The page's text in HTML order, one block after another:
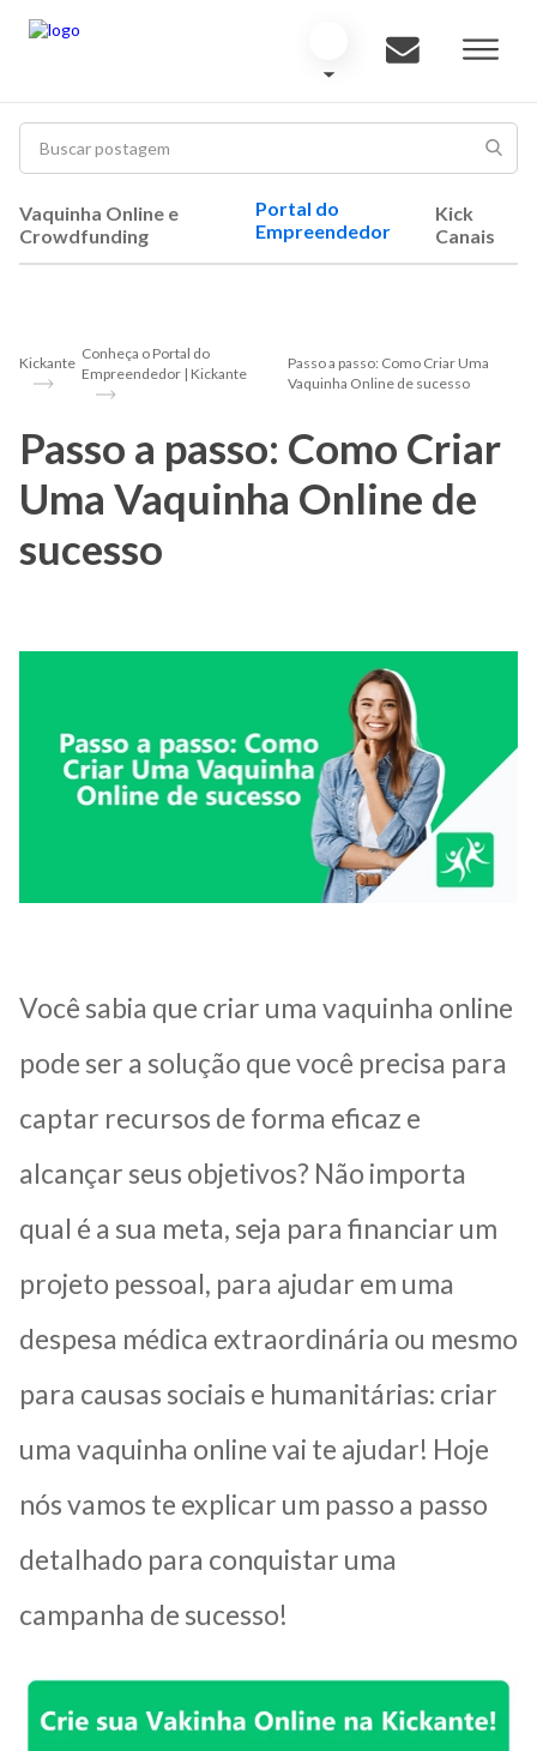
Vaquinha Online e
Crowdfunding
Portal do
Empreendedor
Kick
Canais
Kickante
Conheça o Portal do
Empreendedor | Kickante
Passo a passo: Como Criar Uma
Vaquinha Online de sucesso
Passo a passo: Como Criar
Uma Vaquinha Online de
sucesso
Você sabia que criar uma vaquinha online
pode ser a solução que você precisa para
captar recursos de forma eficaz e
alcançar seus objetivos? Não importa
qual é a sua meta, seja para financiar um
projeto pessoal, para ajudar em uma
despesa médica extraordinária ou mesmo
para causas sociais e humanitárias: criar
uma vaquinha online vai te ajudar! Hoje
nós vamos te explicar um passo a passo
detalhado para conquistar uma
campanha de sucesso!